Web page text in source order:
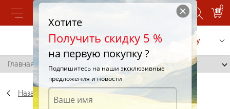
0
Позвонить Заказать услугу
Главная / Cooper Weather Master WSC 195/65 R15 91T
Назад
Хотите
Получить скидку 5 %
на первую покупку ?
Подпишитесь на наши эксклюзивные
предложения и новости